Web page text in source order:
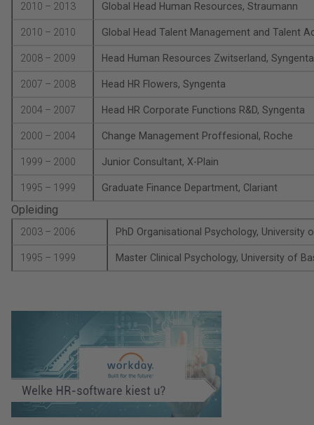
2010 – 2013 Global Head Human Resources, Straumann
2010 – 2010 Global Head Talent Management and Talent
2008 – 2009 Head Human Resources Zwitserland, Syngenta
2007 – 2008 Head HR Flowers,Syngenta
2004 – 2007 Head HR Corporate Functions R&D, Syngenta
2000 – 2004 Change Management Proffesional, Roche
1999 – 2000 Junior Consultant, X-Plain
1995 – 1999 Graduate Finance Department, Clariant
Opleiding
2003 – 2006 PhD Organisational Psychology, University
1995 – 1999 Master Clinical Psychology, University of